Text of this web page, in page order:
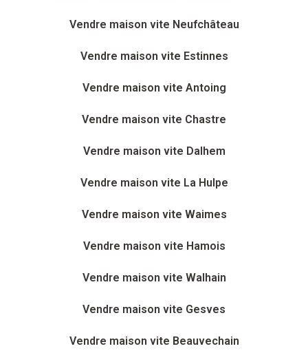
Vendre maison vite Neufchâteau
Vendre maison vite Estinnes
Vendre maison vite Antoing
Vendre maison vite Chastre
Vendre maison vite Dalhem
Vendre maison vite La Hulpe
Vendre maison vite Waimes
Vendre maison vite Hamois
Vendre maison vite Walhain
Vendre maison vite Gesves
Vendre maison vite Beauvechain